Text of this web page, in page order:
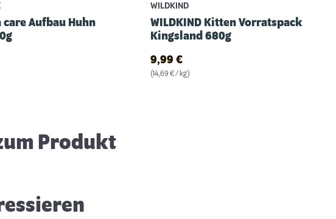
Aufbau Huhn
WILDKIND
WILDKIND Kitten Vorratspack
Kingsland 680g
9,99€
(14,69 € / kg)
Produkt
Das Katzengras